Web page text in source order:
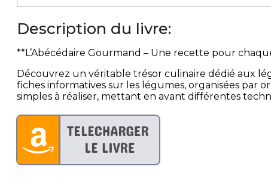
Description du livre:
**L’Abécédaire Gourmand – Une recette pour
Découvrez un véritable trésor culinaire dédié aux
fiches informatives sur les légumes, organisées
simples à réaliser, mettant en avant différentes